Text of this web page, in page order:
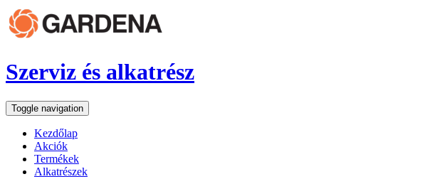
Szerviz és alkatrész
Toggle navigation
Kezdőlap
Akciók
Termékek
Alkatrészek